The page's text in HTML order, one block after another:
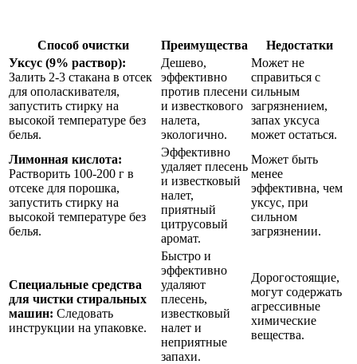
Способ очистки Преимущества
Недостатки
Уксус (9% раствор):
Залить 2-3 стакана в отсек
для ополаскивателя,
запустить стирку на
высокой температуре без
белья.
Дешево,
эффективно
против плесени
и известкового
налета,
экологично.
Может не
справиться с
сильным
загрязнением,
запах уксуса
может остаться.
Лимонная кислота:
Растворить 100-200 г в
отсеке для порошка,
запустить стирку на
высокой температуре без
белья.
Эффективно
удаляет плесень
и известковый
налет,
приятный
цитрусовый
аромат.
Может быть
менее
эффективна, чем
уксус, при
сильном
загрязнении.
Специальные средства
для чистки стиральных
машин: Следовать
инструкции на упаковке.
Быстро и
эффективно
удаляют
плесень,
известковый
налет и
неприятные
запахи.
Дорогостоящие,
могут содержать
агрессивные
химические
вещества.